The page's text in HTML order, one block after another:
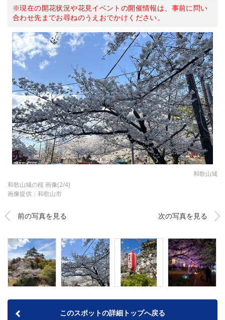
※現在の開花状況や花見イベントの開催情報は、事前に問い
合わせ先までお尋ねのうえおでかけください。
和歌山城
和歌山城の桜 画像(2/4)
画像提供：和歌山市
前の写真を見る 次の写真を見る
このスポットの詳細トップへ戻る